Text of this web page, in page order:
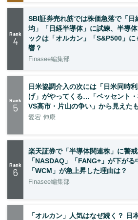
Rank
4
SBI証券売れ筋では株価急落で「日
均」「日経半導体」に試練、半導
ックは「オルカン」「S&P500」に
響？
Finasee編集部
Rank
5
日米協調介入の次には「日米同時
げ」がやってくる…「ベッセント・
VS高市・片山の争い」から見えた
愛宕 伸康
Rank
6
楽天証券で「半導体関連株」に警戒
「NASDAQ」「FANG+」が下がる
「WCM」が急上昇した理由は？
Finasee編集部
「オルカン」人気はなぜ続く？ 日